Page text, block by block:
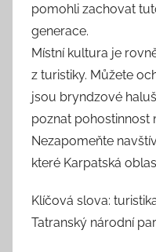
pomohli zachovat
generace.
Místní kultura je
z turistiky. Můžete
jsou bryndzové
poznat pohostinnost
Nezapomeňte
které Karpatská
Klíčová slova:
Tatranský národní